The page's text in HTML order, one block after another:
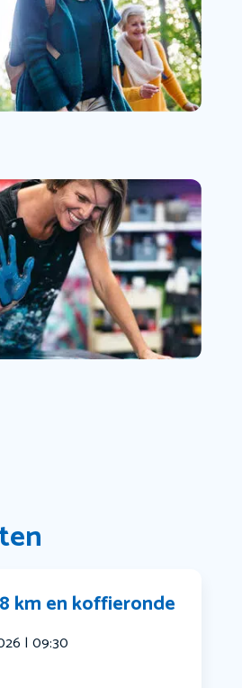
km en koffieronde
| 09:30